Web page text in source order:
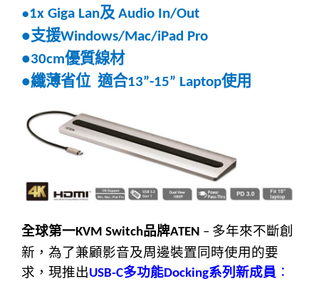
●1x Giga Lan及 Audio In/Out
●支援Windows/Mac/iPad Pro
●30cm優質線材
●纖薄省位 適合13”-15” Laptop使用
全球第一KVM Switch品牌ATEN – 多年來不斷創
新， 為了兼顧影音及周邊裝置同時使用的要
求， 現推出USB-C多功能Docking系列新成員 ：